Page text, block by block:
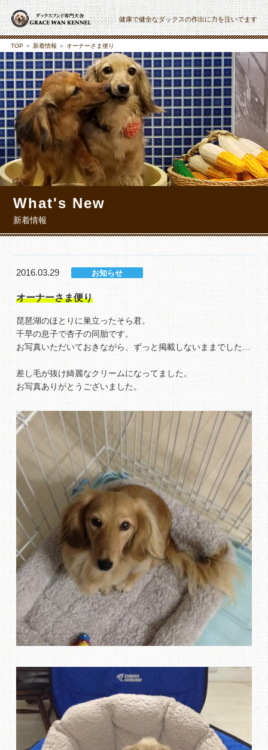
健康で健全なダックスの作出に力を注いでます
TOP＞ 新着情報 ＞ オーナーさま便り
What's New
新着情報
2016.03.29 お知らせ
オーナーさま便り
琵琶湖のほとりに巣立ったそら君。
千早の息子で杏子の同胎です。
お写真いただいておきながら、ずっと掲載しないままでした…
差し毛が抜け綺麗なクリームになってました。
お写真ありがとうございました。